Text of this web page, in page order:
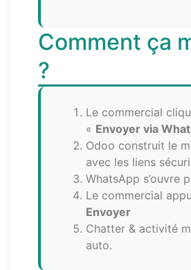
Comment ça
?
Le commercial
« Envoyer via
Odoo construit le
avec les liens
WhatsApp s’ouvre
Le commercial
Envoyer
Chatter & activité
auto.